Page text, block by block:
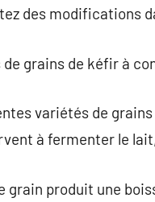
des modifications
grains de kéfir à
variétés de
à fermenter le
grain produit une